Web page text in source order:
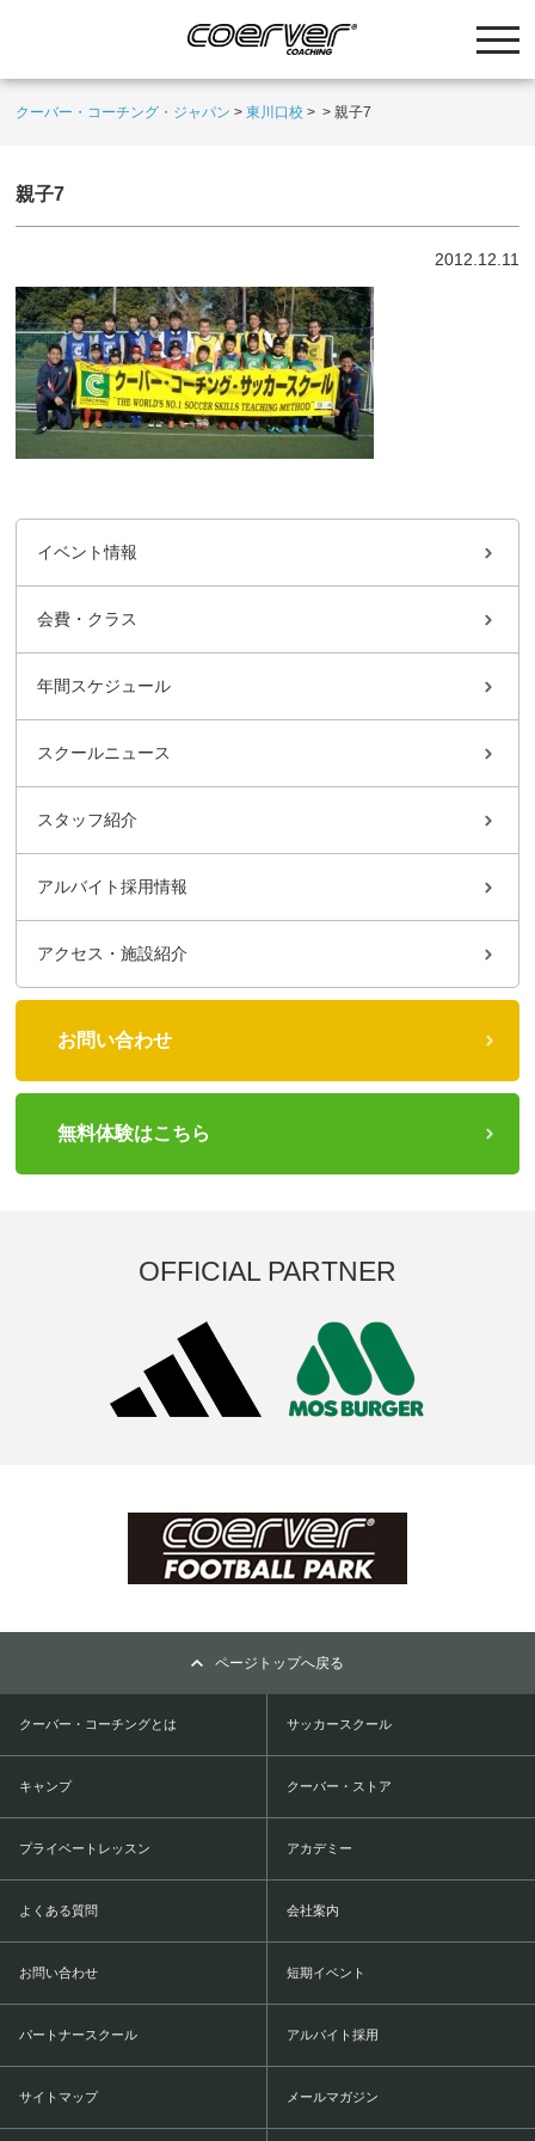
クーバー・コーチング・ジャパン >東川口校 > >親子7
親子7
2012.12.11
イベント情報
会費・クラス
年間スケジュール
スクールニュース
スタッフ紹介
アルバイト採用情報
アクセス・施設紹介
お問い合わせ
無料体験はこちら
OFFICIAL PARTNER
ページトップへ戻る
クーバー・コーチングとは サッカースクール
キャンプ クーバー・ストア
プライベートレッスン アカデミー
よくある質問 会社案内
お問い合わせ 短期イベント
パートナースクール アルバイト採用
サイトマップ メールマガジン